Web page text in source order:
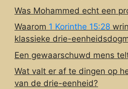
Was Mohammed echt een
Waarom 1 Korinthe 15:28
klassieke drie-
Een gewaarschuwd mens
Wat valt er af te dingen op
van de drie-eenheid?